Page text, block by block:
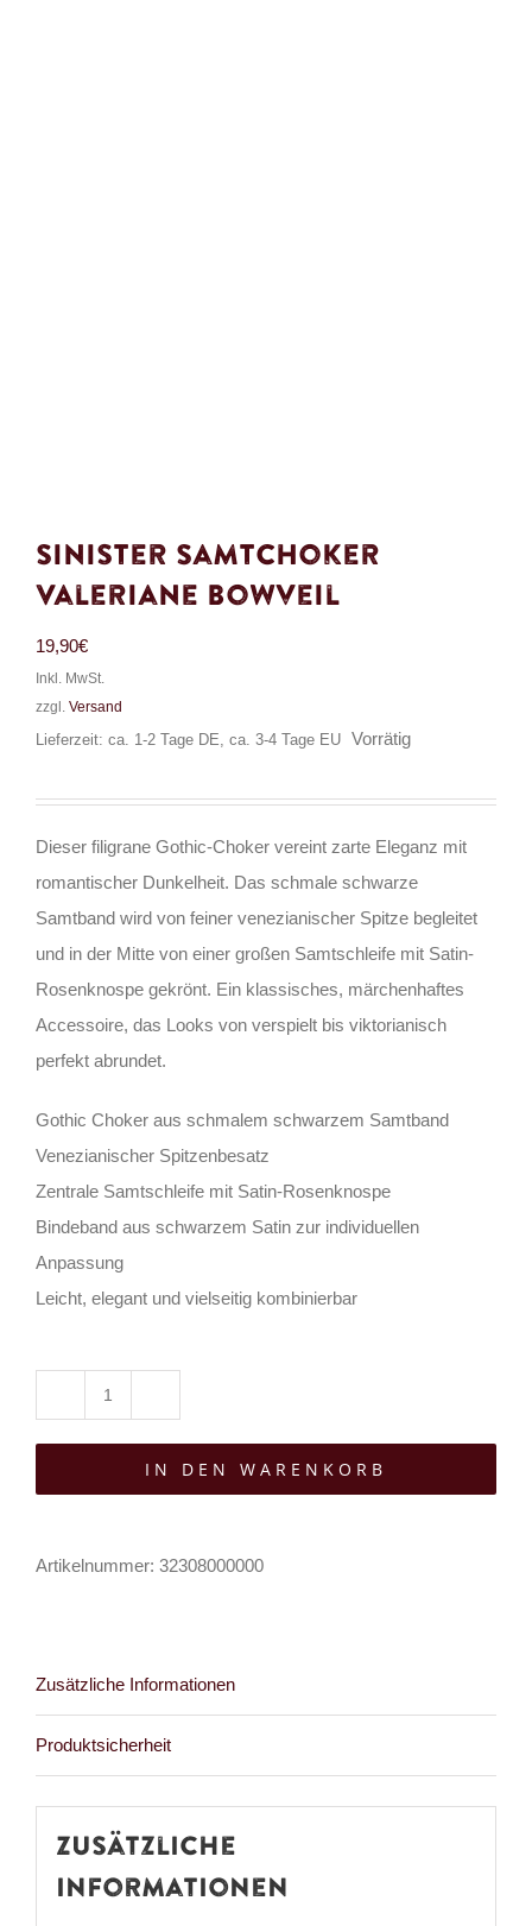
Sinister Samtchoker
Valeriane Bowveil
19,90€
Inkl. MwSt.
zzgl. Versand
Lieferzeit: ca. 1-2 Tage DE, ca. 3-4 Tage EU
Vorrätig
Dieser filigrane Gothic-Choker vereint zarte Eleganz mit
romantischer Dunkelheit. Das schmale schwarze
Samtband wird von feiner venezianischer Spitze begleitet
und in der Mitte von einer großen Samtschleife mit Satin-
Rosenknospe gekrönt. Ein klassisches, märchenhaftes
Accessoire, das Looks von verspielt bis viktorianisch
perfekt abrundet.
Gothic Choker aus schmalem schwarzem Samtband
Venezianischer Spitzenbesatz
Zentrale Samtschleife mit Satin-Rosenknospe
Bindeband aus schwarzem Satin zur individuellen
Anpassung
Leicht, elegant und vielseitig kombinierbar
Samtchoker
Valeriane
IN DEN WARENKORB
Artikelnummer: 32308000000
Zusätzliche Informationen
Produktsicherheit
Zusätzliche
Informationen